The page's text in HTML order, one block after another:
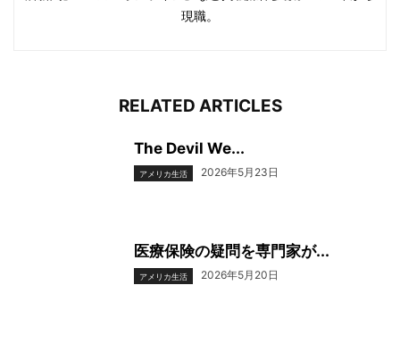
現職。
RELATED ARTICLES
The Devil We...
アメリカ生活 2026年5月23日
医療保険の疑問を専門家が...
アメリカ生活 2026年5月20日